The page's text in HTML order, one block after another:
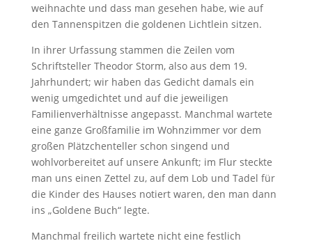
weihnachte und dass man gesehen habe, wie auf
den Tannenspitzen die goldenen Lichtlein sitzen.
In ihrer Urfassung stammen die Zeilen vom
Schriftsteller Theodor Storm, also aus dem 19.
Jahrhundert; wir haben das Gedicht damals ein
wenig umgedichtet und auf die jeweiligen
Familienverhältnisse angepasst. Manchmal wartete
eine ganze Großfamilie im Wohnzimmer vor dem
großen Plätzchenteller schon singend und
wohlvorbereitet auf unsere Ankunft; im Flur steckte
man uns einen Zettel zu, auf dem Lob und Tadel für
die Kinder des Hauses notiert waren, den man dann
ins „Goldene Buch“ legte.
Manchmal freilich wartete nicht eine festlich